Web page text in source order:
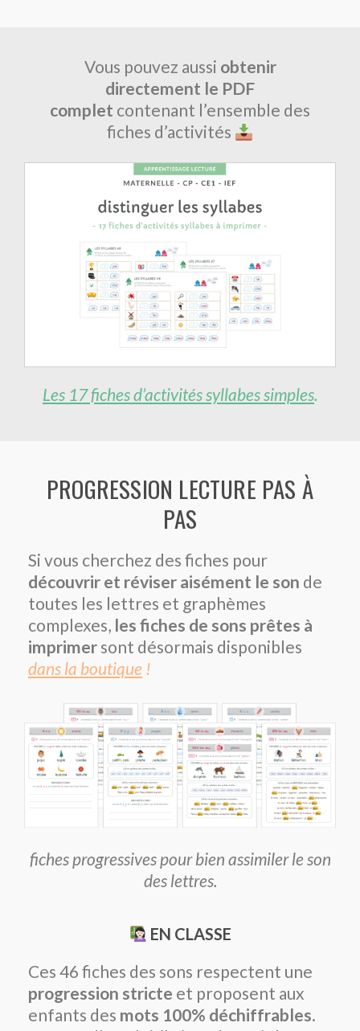
Vous pouvez aussi obtenir
directement le PDF
complet contenant l’ensemble des
fiches d’activités
Les 17 fiches d’activités syllabes simples.
PROGRESSION LECTURE PAS À
PAS
Si vous cherchez des fiches pour
découvrir et réviser aisément le son de
toutes les lettres et graphèmes
complexes, les fiches de sons prêtes à
imprimer sont désormais disponibles
dans la boutique !
fiches progressives pour bien assimiler le son
des lettres.
EN CLASSE
Ces 46 fiches des sons respectent une
progression stricte et proposent aux
enfants des mots 100% déchiffrables.